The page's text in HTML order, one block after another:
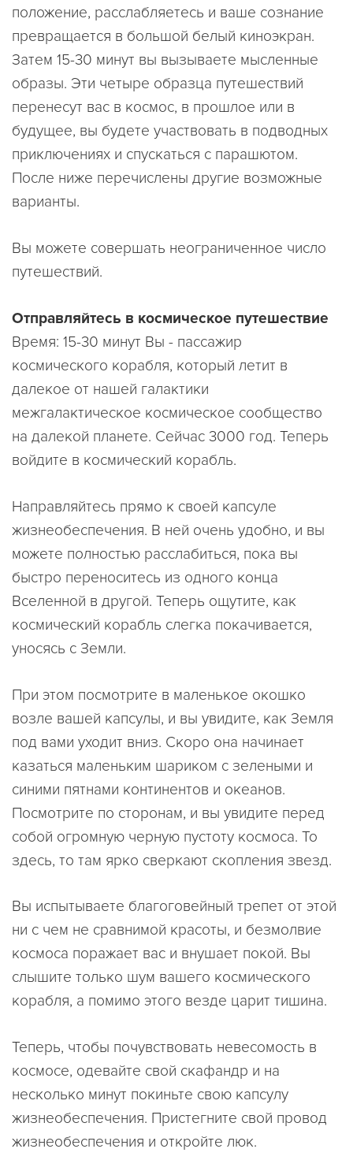
положение, расслабляетесь и ваше сознание
превращается в большой белый киноэкран.
Затем 15-30 минут вы вызываете мысленные
образы. Эти четыре образца путешествий
перенесут вас в космос, в прошлое или в
будущее, вы будете участвовать в подводных
приключениях и спускаться с парашютом.
После ниже перечислены другие возможные
варианты.
Вы можете совершать неограниченное число
путешествий.
Отправляйтесь в космическое путешествие
Время: 15-30 минут Вы - пассажир
космического корабля, который летит в
далекое от нашей галактики
межгалактическое космическое сообщество
на далекой планете. Сейчас 3000 год. Теперь
войдите в космический корабль.
Направляйтесь прямо к своей капсуле
жизнеобеспечения. В ней очень удобно, и вы
можете полностью расслабиться, пока вы
быстро переноситесь из одного конца
Вселенной в другой. Теперь ощутите, как
космический корабль слегка покачивается,
уносясь с Земли.
При этом посмотрите в маленькое окошко
возле вашей капсулы, и вы увидите, как Земля
под вами уходит вниз. Скоро она начинает
казаться маленьким шариком с зелеными и
синими пятнами континентов и океанов.
Посмотрите по сторонам, и вы увидите перед
собой огромную черную пустоту космоса. То
здесь, то там ярко сверкают скопления звезд.
Вы испытываете благоговейный трепет от этой
ни с чем не сравнимой красоты, и безмолвие
космоса поражает вас и внушает покой. Вы
слышите только шум вашего космического
корабля, а помимо этого везде царит тишина.
Теперь, чтобы почувствовать невесомость в
космосе, одевайте свой скафандр и на
несколько минут покиньте свою капсулу
жизнеобеспечения. Пристегните свой провод
жизнеобеспечения и откройте люк.